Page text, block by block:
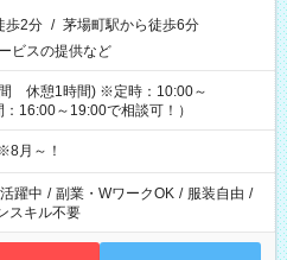
歩2分 / 茅場町駅から徒歩6分
ビスの提供など
休憩1時間) ※定時：10:00～
16:00～19:00で相談可！）
月～！
躍中 / 副業・WワークOK / 服装自由 /
スキル不要